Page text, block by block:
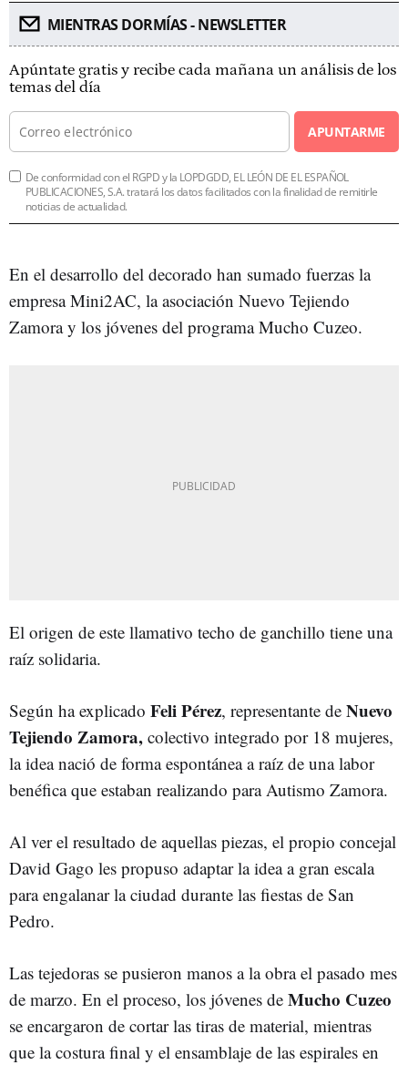
MIENTRAS DORMÍAS - NEWSLETTER
Apúntate gratis y recibe cada mañana un análisis de los
temas del día
APUNTARME
De conformidad con el RGPD y la LOPDGDD, EL LEÓN DE EL ESPAÑOL
PUBLICACIONES, S.A. tratará los datos facilitados con la finalidad de remitirle
noticias de actualidad.
En el desarrollo del decorado han sumado fuerzas la
empresa Mini2AC, la asociación Nuevo Tejiendo
Zamora y los jóvenes del programa Mucho Cuzeo.
El origen de este llamativo techo de ganchillo tiene una
raíz solidaria.
Según ha explicado Feli Pérez, representante de Nuevo
Tejiendo Zamora, colectivo integrado por 18 mujeres,
la idea nació de forma espontánea a raíz de una labor
benéfica que estaban realizando para Autismo Zamora.
Al ver el resultado de aquellas piezas, el propio concejal
David Gago les propuso adaptar la idea a gran escala
para engalanar la ciudad durante las fiestas de San
Pedro.
Las tejedoras se pusieron manos a la obra el pasado mes
de marzo. En el proceso, los jóvenes de Mucho Cuzeo
se encargaron de cortar las tiras de material, mientras
que la costura final y el ensamblaje de las espirales en